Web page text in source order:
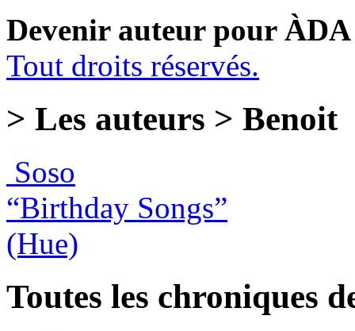
Devenir auteur pour ÀDA
Tout droits réservés.
> Les auteurs > Benoit
Soso
“Birthday Songs”
(Hue)
Toutes les chroniques